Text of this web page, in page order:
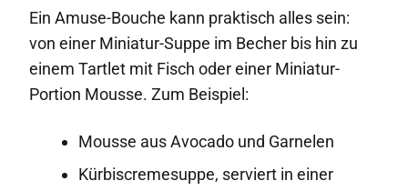
Ein Amuse-Bouche kann praktisch alles sein:
von einer Miniatur-Suppe im Becher bis hin zu
einem Tartlet mit Fisch oder einer Miniatur-
Portion Mousse. Zum Beispiel:
Mousse aus Avocado und Garnelen
Kürbiscremesuppe, serviert in einer